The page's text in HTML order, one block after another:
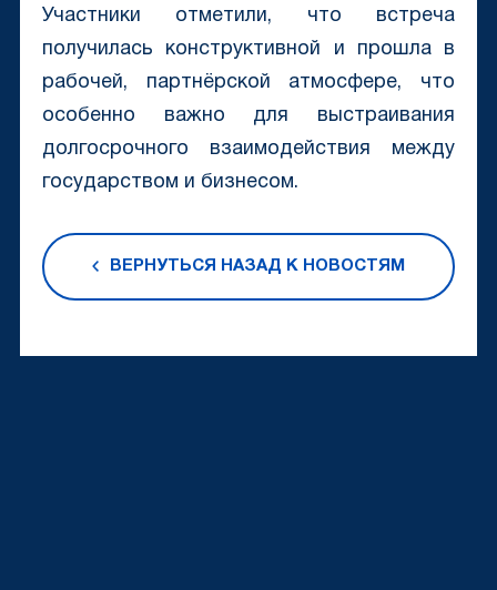
Участники отметили, что встреча
получилась конструктивной и прошла в
рабочей, партнёрской атмосфере, что
особенно важно для выстраивания
долгосрочного взаимодействия между
государством и бизнесом.
ВЕРНУТЬСЯ НАЗАД К НОВОСТЯМ